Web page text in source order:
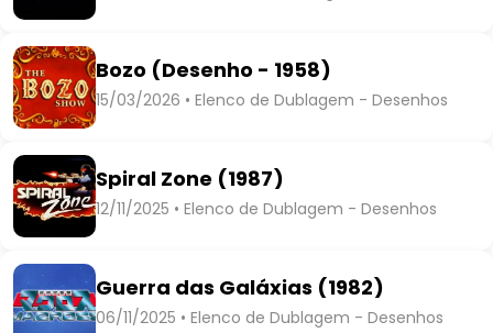
Bozo (Desenho - 1958)
15/03/2026 • Elenco de Dublagem - Desenhos
Spiral Zone (1987)
12/11/2025 • Elenco de Dublagem - Desenhos
Guerra das Galáxias (1982)
06/11/2025 • Elenco de Dublagem - Desenhos